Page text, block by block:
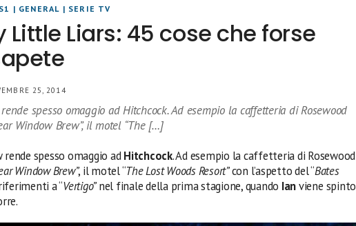
| GENERAL | SERIE TV
Little Liars: 45 cose che forse
25, 2014
spesso omaggio ad Hitchcock. Ad esempio la caffetteria di Rosewood
Window Brew”, il motel “The […]
spesso omaggio adHitchcock. Ad esempio la caffetteria di Rosewood
Window Brew”, il motel “The Lost Woods Resort”con l’aspetto del “Bates
a “Vertigo”nel finale della prima stagione, quando Ianviene spinto